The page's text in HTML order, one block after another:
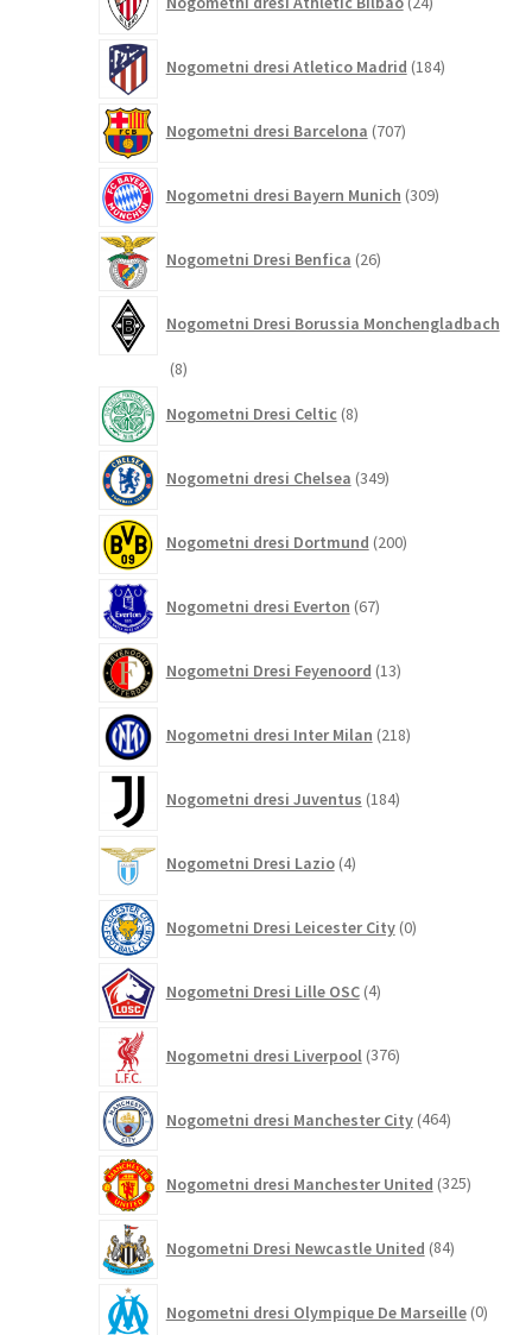
izdelkov
Nogometni dresi Atletico Madrid 184izdelkov
Nogometni dresi Barcelona 707izdelkov
Nogometni dresi Bayern Munich 309izdelkov
Nogometni Dresi Benfica 26izdelkov
Nogometni Dresi Borussia Monchengladbach
88
Nogometni Dresi Celtic 8izdelkov
Nogometni dresi Chelsea 349izdelkov
Nogometni dresi Dortmund 200izdelkov
Nogometni dresi Everton 67izdelkov
Nogometni Dresi Feyenoord 13izdelkov
Nogometni dresi Inter Milan 218izdelkov
Nogometni dresi Juventus 184izdelkov
Nogometni Dresi Lazio 4izdelki
Nogometni Dresi Leicester City 0izdelkov
Nogometni Dresi Lille OSC 4izdelki
Nogometni dresi Liverpool 376izdelkov
Nogometni dresi Manchester City 464izdelkov
Nogometni dresi Manchester United 325izdelkov
Nogometni Dresi Newcastle United 84izdelkov
Nogometni dresi Olympique De Marseille 0